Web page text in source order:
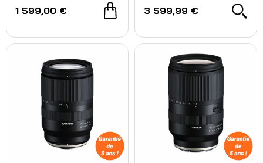
OCCASION - 50 €
1 599,00 € 3 599,99 €